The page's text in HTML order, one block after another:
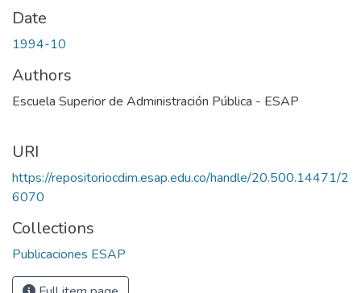
Date
1994-10
Authors
Escuela Superior de Administración Pública - ESAP
URI
https://repositoriocdim.esap.edu.co/handle/20.500.14471/2
6070
Collections
Publicaciones ESAP